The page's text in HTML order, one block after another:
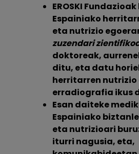
EROSKI
Espainiako
eta nutrizio
zuzendari
doktoreak,
ditu, eta datu
herritarren nutrizio
erradiografia ikus
Esan daiteke
Espainiako
eta nutrizioari
iturri nagusia, eta,